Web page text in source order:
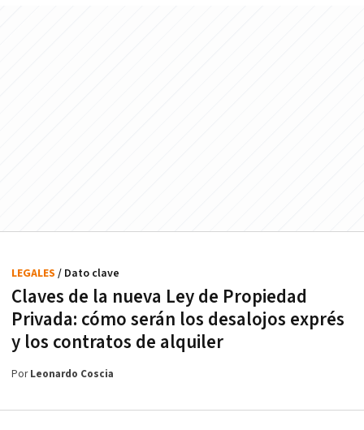
Claves de la nueva Ley de Propiedad
Privada: cómo serán los desalojos exprés
y los contratos de alquiler
LEGALES / Dato clave
PorLeonardo Coscia